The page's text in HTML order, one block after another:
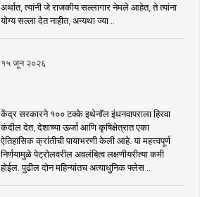
अर्थात, त्यांनी जे राजकीय सल्लागार नेमले आहेत, ते त्यांना
योग्य सल्ला देत नाहीत, अन्यथा ज्या ..
१५ जून २०२६
केंद्र सरकारने १०० टक्के इथेनॉल इंधनवापराला हिरवा
कंदील देत, देशाच्या ऊर्जा आणि कृषिक्षेत्रात एका
ऐतिहासिक क्रांतीची पायाभरणी केली आहे. या महत्त्वपूर्ण
निर्णयामुळे पेट्रोलवरील अवलंबित्व लक्षणीयरीत्या कमी
होईल. पुढील दोन महिन्यांतच अत्याधुनिक फ्लेस ..